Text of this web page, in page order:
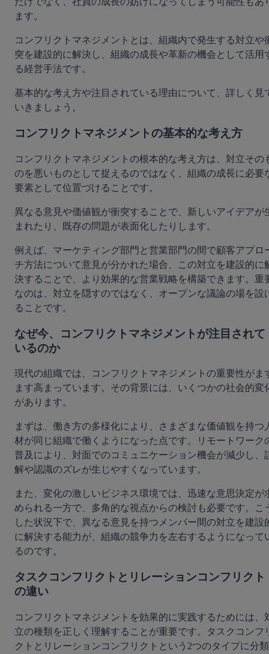
ます。
コンフリクトマネジメントとは、組織内で発生する対立や
突を建設的に解決し、組織の成長や革新の機会として活用
る経営手法です。
基本的な考え方や注目されている理由について、詳しく見
いきましょう。
コンフリクトマネジメントの基本的な考え方
コンフリクトマネジメントの根本的な考え方は、対立その
のを悪いものとして捉えるのではなく、組織の成長に必要
要素として位置づけることです。
異なる意見や価値観が衝突することで、新しいアイデアが
まれたり、既存の問題が表面化したりします。
例えば、マーケティング部門と営業部門の間で顧客アプロ
チ方法について意見が分かれた場合、この対立を建設的に
決することで、より効果的な営業戦略を構築できます。重
なのは、対立を隠すのではなく、オープンな議論の場を設
ることです。
なぜ今、コンフリクトマネジメントが注目されて
いるのか
現代の組織では、コンフリクトマネジメントの重要性がま
ます高まっています。その背景には、いくつかの社会的変
があります。
まずは、働き方の多様化により、さまざまな価値観を持つ
材が同じ組織で働くようになった点です。リモートワーク
普及により、対面でのコミュニケーション機会が減少し、
解や認識のズレが生じやすくなっています。
また、変化の激しいビジネス環境では、迅速な意思決定が
められる一方で、多角的な視点からの検討も必要です。こ
した状況下で、異なる意見を持つメンバー間の対立を建設
に解決する能力が、組織の競争力を左右するようになって
るのです。
タスクコンフリクトとリレーションコンフリクト
の違い
コンフリクトマネジメントを効果的に実践するためには、
立の種類を正しく理解することが重要です。タスクコンフ
クトとリレーションコンフリクトという2つのタイプに分類